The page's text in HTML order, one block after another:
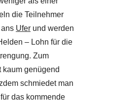
die Teilnehmer
Ufer und werden
– Lohn für die
Zum
kaum genügend
schmiedet man
das kommende